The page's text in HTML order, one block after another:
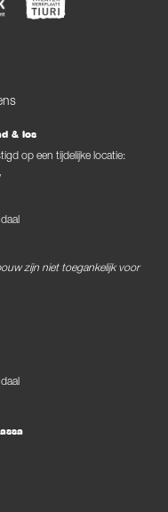
& los
op een tijdelijke locatie:
zijn niet toegankelijk voor